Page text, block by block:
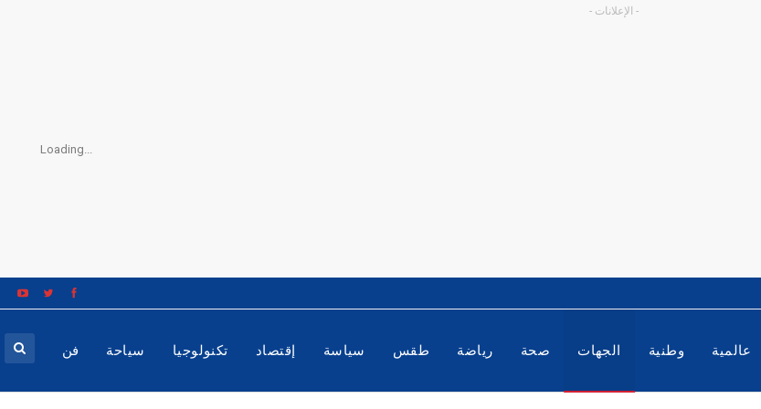
- الإعلانات -
Loading...
عالمية وطنية الجهات صحة رياضة طقس سياسة إقتصاد تكنولوجيا سياحة فن